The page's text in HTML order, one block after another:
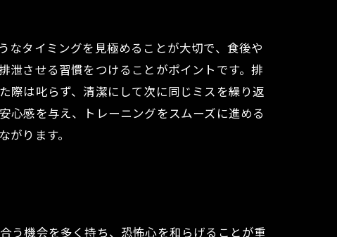
なタイミングを見極めることが大切で、食後や
泄させる習慣をつけることがポイントです。排
際は叱らず、清潔にして次に同じミスを繰り返
心感を与え、トレーニングをスムーズに進める
ります。
う機会を多く持ち、恐怖心を和らげることが重